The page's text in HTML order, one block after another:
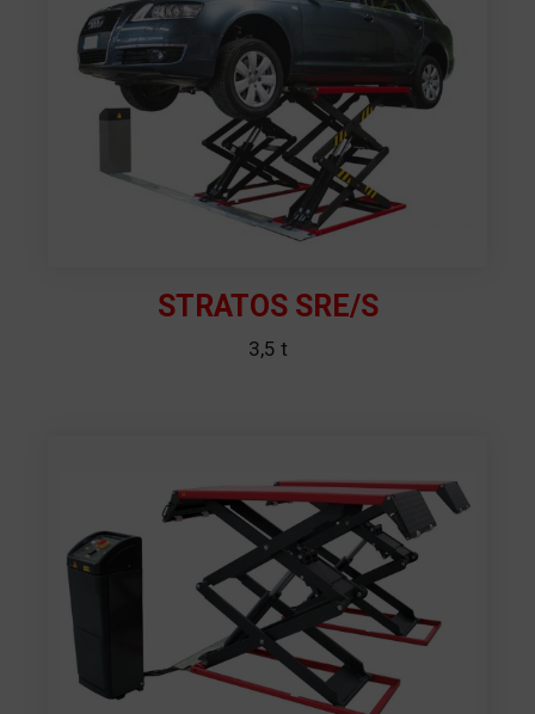
STRATOS SRE/S
3,5 t